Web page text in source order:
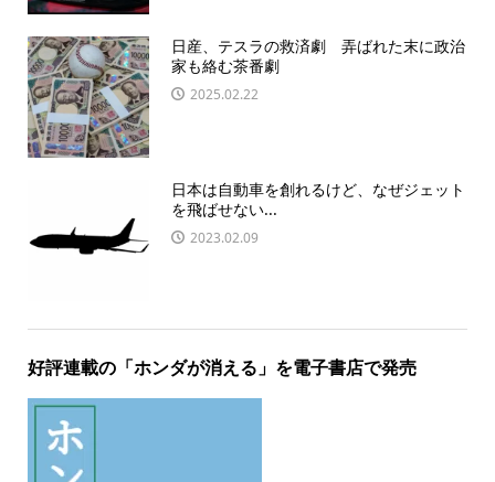
日産、テスラの救済劇 弄ばれた末に政治
家も絡む茶番劇
2025.02.22
日本は自動車を創れるけど、なぜジェット
を飛ばせない...
2023.02.09
好評連載の「ホンダが消える」を電子書店で発売